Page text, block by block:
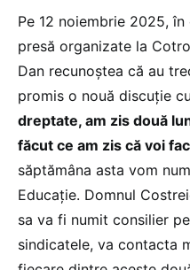
Pe 12 noiembrie 2025,
presă organizate la
Dan recunoștea că au
promis o nouă discuție
dreptate, am zis două
făcut ce am zis că voi
săptămâna asta vom
Educație. Domnul
sa va fi numit consilier
sindicatele, va contacta